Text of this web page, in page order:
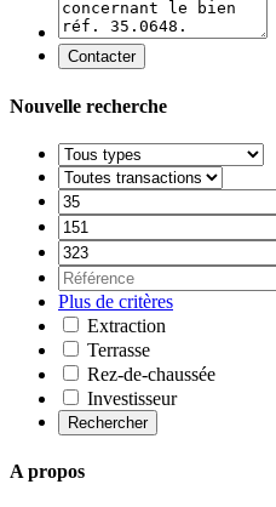
Contacter
Nouvelle recherche
Plus de critères
Extraction
Terrasse
Rez-de-chaussée
Investisseur
Rechercher
A propos